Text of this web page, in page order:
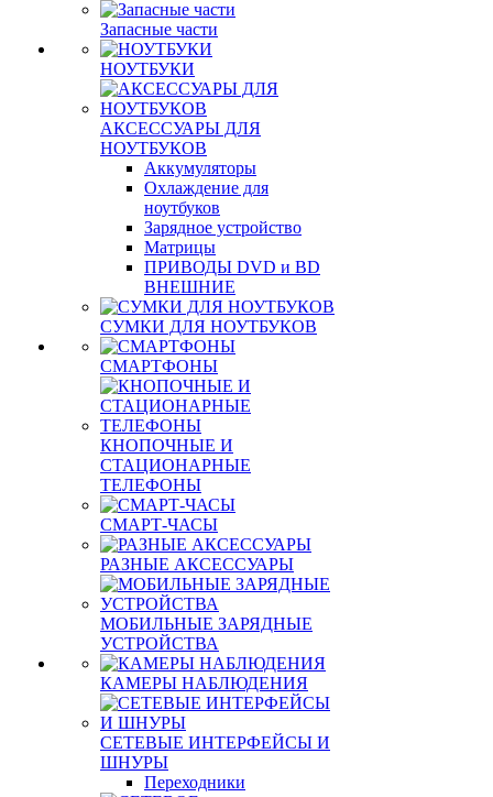
Запасные части
НОУТБУКИ
АКСЕССУАРЫ ДЛЯ
НОУТБУКОВ
Аккумуляторы
Охлаждение для
ноутбуков
Зарядное устройство
Матрицы
ПРИВОДЫ DVD и BD
ВНЕШНИЕ
СУМКИ ДЛЯ НОУТБУКОВ
СМАРТФОНЫ
КНОПОЧНЫЕ И
СТАЦИОНАРНЫЕ
ТЕЛЕФОНЫ
СМАРТ-ЧАСЫ
РАЗНЫЕ АКСЕССУАРЫ
МОБИЛЬНЫЕ ЗАРЯДНЫЕ
УСТРОЙСТВА
КАМЕРЫ НАБЛЮДЕНИЯ
СЕТЕВЫЕ ИНТЕРФЕЙСЫ И
ШНУРЫ
Переходники